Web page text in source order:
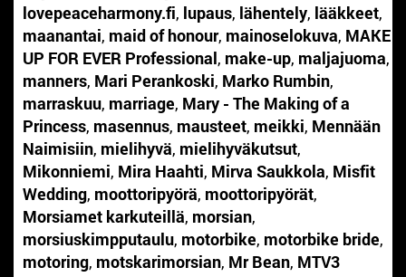
lovepeaceharmony.fi, lupaus, lähentely, lääkkeet,
maanantai, maid of honour, mainoselokuva, MAKE
UP FOR EVER Professional, make-up, maljajuoma,
manners, Mari Perankoski, Marko Rumbin,
marraskuu, marriage, Mary - The Making of a
Princess, masennus, mausteet, meikki, Mennään
Naimisiin, mielihyvä, mielihyväkutsut,
Mikonniemi, Mira Haahti, Mirva Saukkola, Misfit
Wedding, moottoripyörä, moottoripyörät,
Morsiamet karkuteillä, morsian,
morsiuskimpputaulu, motorbike, motorbike bride,
motoring, motskarimorsian, Mr Bean, MTV3